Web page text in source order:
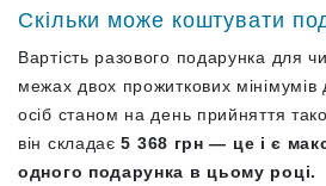
Скільки може коштувати
Вартість разового подарунка для
межах двох прожиткових
осіб станом на день прийняття
він складає5 368 грн — це і є
одного подарунка в цьому році.